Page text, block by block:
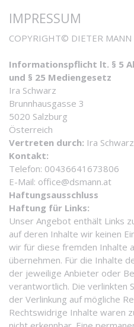
IMPRESSUM
COPYRIGHT© DIETER
Informationspflicht lt. § 5
und § 25 Mediengesetz
Ira Schwarz
Brunnhausgasse 3
5020 Salzburg
Österreich
Vertreten durch: Ira Schwarz
Kontakt:
Telefon: 00436641673806
E-Mail: office@dsmann.at
Haftungsausschluss
Haftung für Links:
Unser Angebot enthält Links
auf deren Inhalte wir keinen
wir für diese fremden Inhalte
übernehmen. Für die Inhalte
der jeweilige Anbieter oder
verantwortlich. Die verlinkten
der Verlinkung auf mögliche
Rechtswidrige Inhalte waren